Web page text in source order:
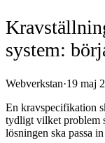
system:
Webverkstan·19 maj
En kravspecifikation
tydligt vilket problem
lösningen ska passa